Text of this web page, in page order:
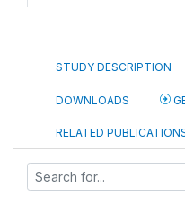
STUDY DESCRIPTION
DOWNLOADS
RELATED